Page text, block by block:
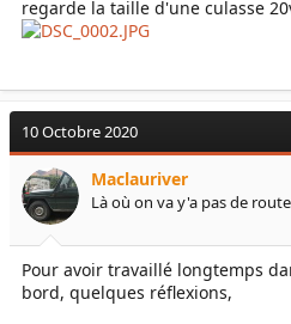
regarde la taille d'une culasse
10 Octobre 2020
Maclauriver
Là où on va y'a pas de
Pour avoir travaillé longtemps
bord, quelques réflexions,